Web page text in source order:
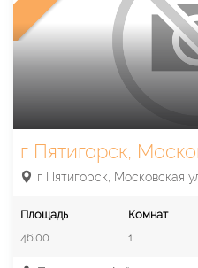
г Пятигорск,
г Пятигорск, Московская
Площадь
46.00
Комнат
1